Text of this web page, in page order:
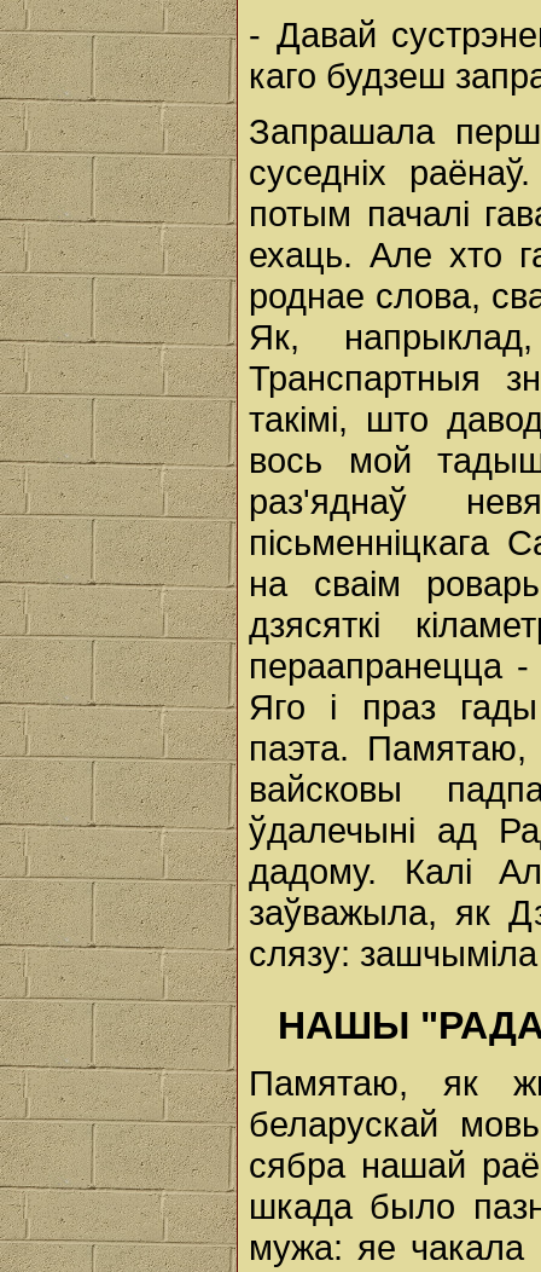
- Давай
каго будзеш
Запрашала перш
суседніх
потым пачалі
ехаць. Але хто
роднае слова,
Як,
Транспартныя
такімі, што
вось мой
раз'яднаў
пісьменніцкага
на сваім
дзясяткі
пераапранецца -
Яго і праз
паэта. Памятаю,
вайсковы
ўдалечыні ад
дадому. Калі
заўважыла, як
слязу:
НАШЫ
Памятаю, як
беларускай
сябра нашай
шкада было
мужа: яе чакала